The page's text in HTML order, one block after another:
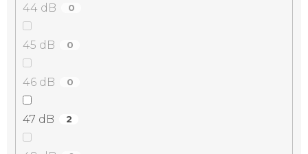
44 dB 0
45 dB 0
46 dB 0
47 dB 2